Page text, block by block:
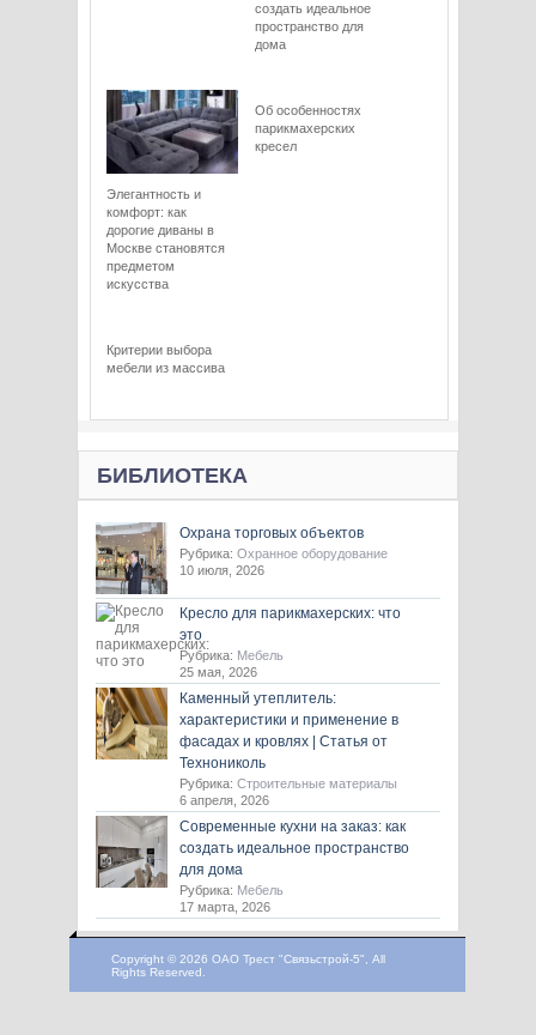
создать идеальное
пространство для
дома
Элегантность и
комфорт: как
дорогие диваны в
Москве становятся
предметом
искусства
Об особенностях
парикмахерских
кресел
Критерии выбора
мебели из массива
БИБЛИОТЕКА
Охрана торговых объектов
Рубрика: Охранное оборудование
10 июля, 2026
Кресло для парикмахерских: что
это
Рубрика: Мебель
25 мая, 2026
Каменный утеплитель:
характеристики и применение в
фасадах и кровлях | Статья от
Технониколь
Рубрика: Строительные материалы
6 апреля, 2026
Современные кухни на заказ: как
создать идеальное пространство
для дома
Рубрика: Мебель
17 марта, 2026
Copyright © 2026 ОАО Трест "Связьстрой-5", All
Rights Reserved.